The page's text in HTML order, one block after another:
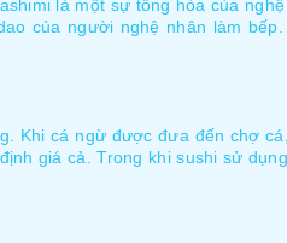
là một sự tổng hòa của
của người nghệ nhân làm
Khi cá ngừ được đưa đến chợ
giá cả. Trong khi sushi sử